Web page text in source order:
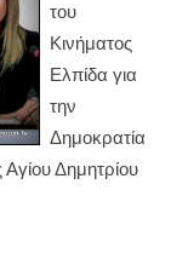
του
Κινήματος
Ελπίδα για
την
Δημοκρατία
Δημητρίου